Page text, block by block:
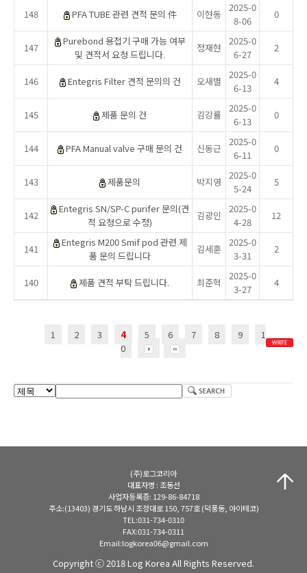
148 PFA TUBE 관련 견적 문의 件 이현동
2025-0
8-06
0
147
Purebond 용접기 구매 가능 여부
및 견적서 요청 드립니다.
정재현
2025-0
6-27
2
146 Entegris Filter 견적 문의의 건 오새별
2025-0
6-13
4
145 제품 문의 건 김강률
2025-0
6-13
0
144 PFA Manual valve 구매 문의 건 신동근
2025-0
6-11
0
143 제품문의 박지영
2025-0
5-24
5
142
Entegris SN/SP-C purifer 문의(견
적 요청으로 수정)
김광인
2025-0
4-28
12
141
Entegris M200 Smif pod 관련 제
품 문의 드립니다
김세훈
2025-0
3-31
2
140 제품 견적 부탁 드립니다. 최준혁
2025-0
3-27
4
1 2 3 4 5 6 7 8 9
1
0
(주)로그코리아
대표자명 : 조동선
사업자등록증: 129-86-84718
주소:(13403) 경기도 하남시 조정대로 150, 757호 (덕풍동, 아이테코)
TEL:031-734-0310
FAX:031-734-0311
Email:logkorea06@gmail.com
Copyright ⓒ 2018 Log Korea All Rights Reserved.